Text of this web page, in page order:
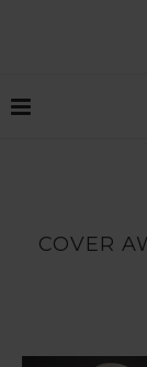
COVER